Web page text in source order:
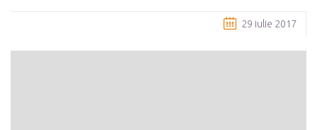
29 iulie 2017